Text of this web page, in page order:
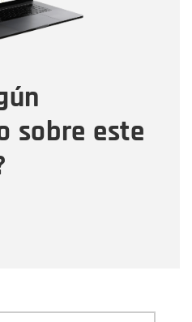
sobre este